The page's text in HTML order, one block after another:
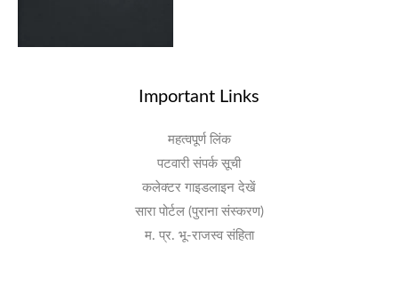
Important Links
महत्वपूर्ण लिंक
पटवारी संपर्क सूची
कलेक्टर गाइडलाइन देखें
सारा पोर्टल (पुराना संस्करण)
म. प्र. भू-राजस्व संहिता